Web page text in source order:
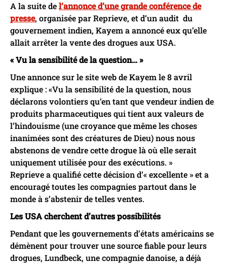
A la suite del’annonce d’une grande conférence de
presse, organisée par Reprieve, et d’un audit du
gouvernement indien, Kayem a annoncé eux qu’elle
allait arrêter la vente des drogues aux USA.
« Vu la sensibilité de la question… »
Une annonce sur le site web de Kayem le 8 avril
explique : «Vu la sensibilité de la question, nous
déclarons volontiers qu’en tant que vendeur indien de
produits pharmaceutiques qui tient aux valeurs de
l’hindouisme (une croyance que même les choses
inanimées sont des créatures de Dieu) nous nous
abstenons de vendre cette drogue là où elle serait
uniquement utilisée pour des exécutions. »
Reprieve a qualifié cette décision d’« excellente » et a
encouragé toutes les compagnies partout dans le
monde à s’abstenir de telles ventes.
Les USA cherchent d’autres possibilités
Pendant que les gouvernements d’états américains se
démènent pour trouver une source fiable pour leurs
drogues, Lundbeck, une compagnie danoise, a déjà